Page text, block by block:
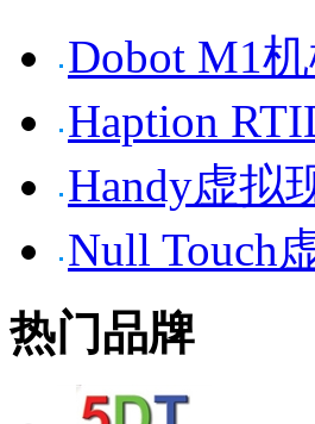
Dobot M1
Haption
Handy虚拟
Null Touch
热门品牌